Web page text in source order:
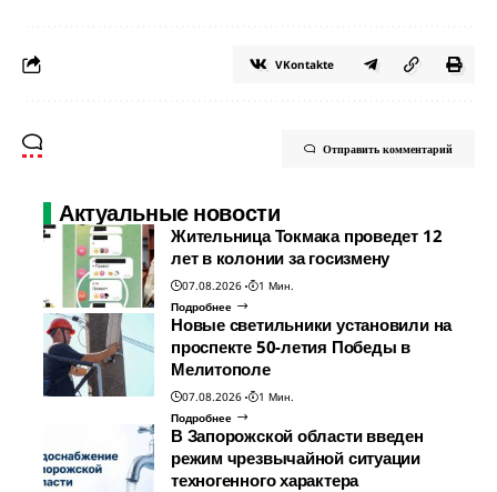
VKontakte
Отправить комментарий
Актуальные новости
Жительница Токмака проведет 12
лет в колонии за госизмену
07.08.2026
1 Мин.
Подробнее
Новые светильники установили на
проспекте 50-летия Победы в
Мелитополе
07.08.2026
1 Мин.
Подробнее
В Запорожской области введен
режим чрезвычайной ситуации
техногенного характера